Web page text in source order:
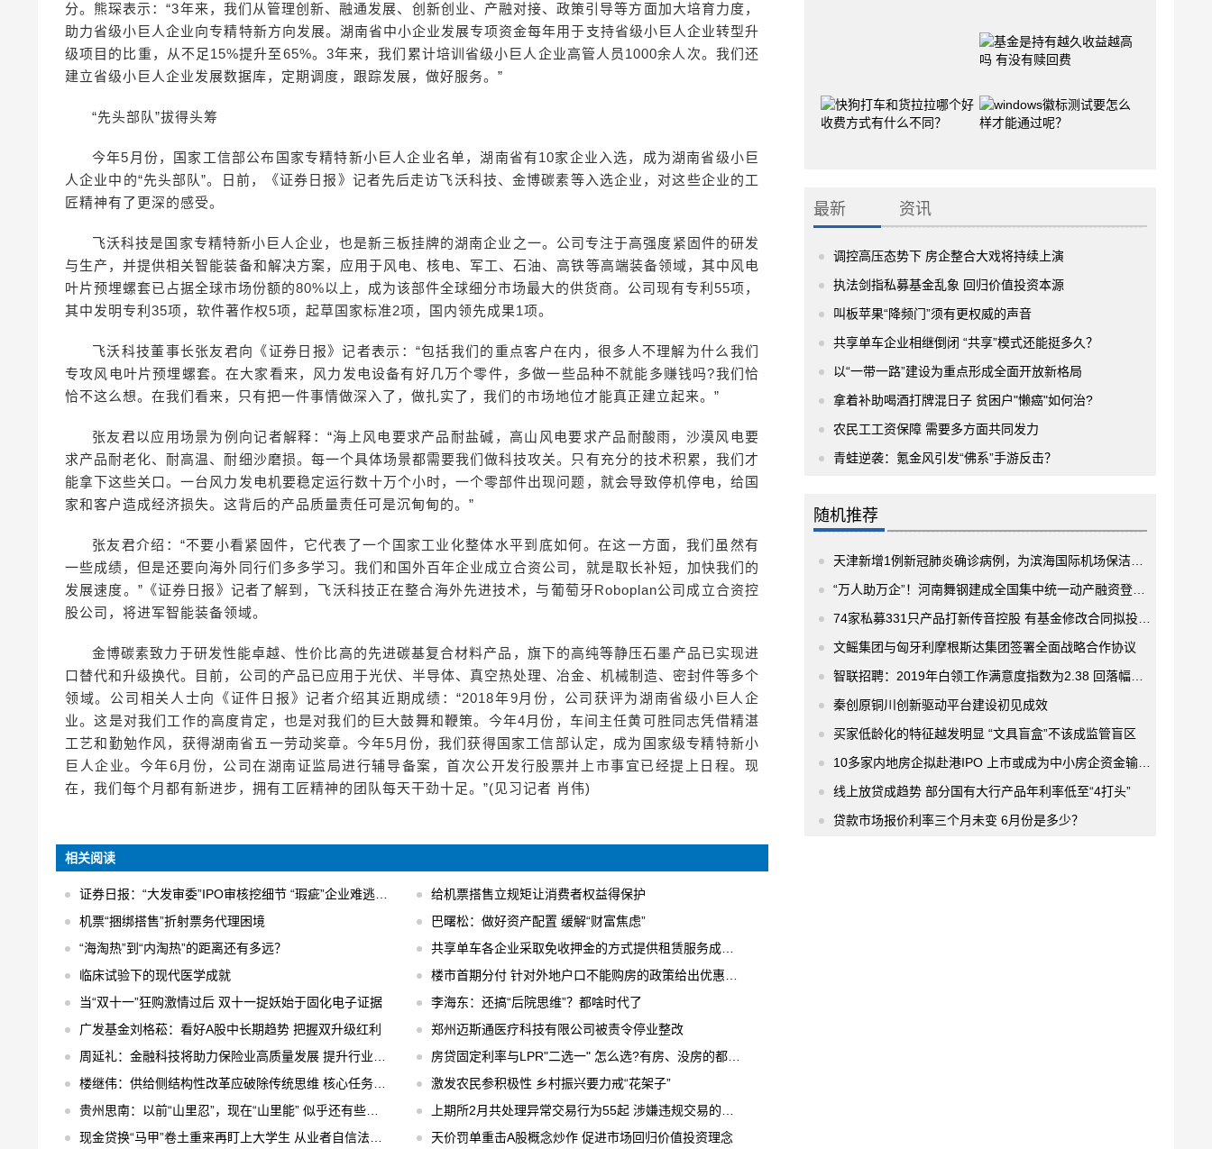
分。熊琛表示：“3年来，我们从管理创新、融通发展、创新创业、产融对接、政策引导等方面加大培育力度，
助力省级小巨人企业向专精特新方向发展。湖南省中小企业发展专项资金每年用于支持省级小巨人企业转型升
级项目的比重，从不足15%提升至65%。3年来，我们累计培训省级小巨人企业高管人员1000余人次。我们还
建立省级小巨人企业发展数据库，定期调度，跟踪发展，做好服务。”
“先头部队”拔得头筹
今年5月份，国家工信部公布国家专精特新小巨人企业名单，湖南省有10家企业入选，成为湖南省级小巨
人企业中的“先头部队”。日前，《证券日报》记者先后走访飞沃科技、金博碳素等入选企业，对这些企业的工
匠精神有了更深的感受。
飞沃科技是国家专精特新小巨人企业，也是新三板挂牌的湖南企业之一。公司专注于高强度紧固件的研发
与生产，并提供相关智能装备和解决方案，应用于风电、核电、军工、石油、高铁等高端装备领域，其中风电
叶片预埋螺套已占据全球市场份额的80%以上，成为该部件全球细分市场最大的供货商。公司现有专利55项，
其中发明专利35项，软件著作权5项，起草国家标准2项，国内领先成果1项。
飞沃科技董事长张友君向《证券日报》记者表示：“包括我们的重点客户在内，很多人不理解为什么我们
专攻风电叶片预埋螺套。在大家看来，风力发电设备有好几万个零件，多做一些品种不就能多赚钱吗?我们恰
恰不这么想。在我们看来，只有把一件事情做深入了，做扎实了，我们的市场地位才能真正建立起来。”
张友君以应用场景为例向记者解释：“海上风电要求产品耐盐碱，高山风电要求产品耐酸雨，沙漠风电要
求产品耐老化、耐高温、耐细沙磨损。每一个具体场景都需要我们做科技攻关。只有充分的技术积累，我们才
能拿下这些关口。一台风力发电机要稳定运行数十万个小时，一个零部件出现问题，就会导致停机停电，给国
家和客户造成经济损失。这背后的产品质量责任可是沉甸甸的。”
张友君介绍：“不要小看紧固件，它代表了一个国家工业化整体水平到底如何。在这一方面，我们虽然有
一些成绩，但是还要向海外同行们多多学习。我们和国外百年企业成立合资公司，就是取长补短，加快我们的
发展速度。”《证券日报》记者了解到，飞沃科技正在整合海外先进技术，与葡萄牙Roboplan公司成立合资控
股公司，将进军智能装备领域。
金博碳素致力于研发性能卓越、性价比高的先进碳基复合材料产品，旗下的高纯等静压石墨产品已实现进
口替代和升级换代。目前，公司的产品已应用于光伏、半导体、真空热处理、冶金、机械制造、密封件等多个
领域。公司相关人士向《证件日报》记者介绍其近期成绩：“2018年9月份，公司获评为湖南省级小巨人企
业。这是对我们工作的高度肯定，也是对我们的巨大鼓舞和鞭策。今年4月份，车间主任黄可胜同志凭借精湛
工艺和勤勉作风，获得湖南省五一劳动奖章。今年5月份，我们获得国家工信部认定，成为国家级专精特新小
巨人企业。今年6月份，公司在湖南证监局进行辅导备案，首次公开发行股票并上市事宜已经提上日程。现
在，我们每个月都有新进步，拥有工匠精神的团队每天干劲十足。”(见习记者 肖伟)
相关阅读
证券日报：“大发审委”IPO审核挖细节 “瑕疵”企业难逃法眼
给机票搭售立规矩让消费者权益得保护
机票“捆绑搭售”折射票务代理困境
巴曙松：做好资产配置 缓解“财富焦虑”
“海淘热”到“内淘热”的距离还有多远？
共享单车各企业采取免收押金的方式提供租赁服务成主流
临床试验下的现代医学成就
楼市首期分付 针对外地户口不能购房的政策给出优惠办法
当“双十一”狂购激情过后 双十一捉妖始于固化电子证据
李海东：还搞“后院思维”？都啥时代了
广发基金刘格菘：看好A股中长期趋势 把握双升级红利
郑州迈斯通医疗科技有限公司被责令停业整改
周延礼：金融科技将助力保险业高质量发展 提升行业业务效率
房贷固定利率与LPR"二选一" 怎么选?有房、没房的都要会算
楼继伟：供给侧结构性改革应破除传统思维 核心任务是“三去一降一补”
激发农民参积极性 乡村振兴要力戒“花架子”
贵州思南：以前“山里忍”，现在“山里能” 似乎还有些不适应
上期所2月共处理异常交易行为55起 涉嫌违规交易的行为进行立案调查
现金贷换“马甲”卷土重来再盯上大学生 从业者自信法规完全管不着
天价罚单重击A股概念炒作 促进市场回归价值投资理念
最新 资讯
调控高压态势下 房企整合大戏将持续上演
执法剑指私募基金乱象 回归价值投资本源
叫板苹果“降频门”须有更权威的声音
共享单车企业相继倒闭 “共享”模式还能挺多久？
以“一带一路”建设为重点形成全面开放新格局
拿着补助喝酒打牌混日子 贫困户"懒癌"如何治?
农民工工资保障 需要多方面共同发力
青蛙逆袭：氪金风引发“佛系”手游反击？
随机推荐
天津新增1例新冠肺炎确诊病例，为滨海国际机场保洁人员
“万人助万企”！河南舞钢建成全国集中统一动产融资登记系统
74家私募331只产品打新传音控股 有基金修改合同拟投资科创板股票
文鳐集团与匈牙利摩根斯达集团签署全面战略合作协议
智联招聘：2019年白领工作满意度指数为2.38 回落幅度较大
秦创原铜川创新驱动平台建设初见成效
买家低龄化的特征越发明显 “文具盲盒”不该成监管盲区
10多家内地房企拟赴港IPO 上市或成为中小房企资金输血的“救命渠道”
线上放贷成趋势 部分国有大行产品年利率低至“4打头”
贷款市场报价利率三个月未变 6月份是多少？